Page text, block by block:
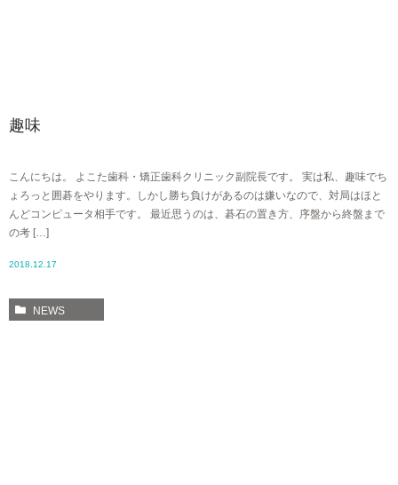
趣味
こんにちは。 よこた歯科・矯正歯科クリニック副院長です。 実は私、趣味でち
ょろっと囲碁をやります。しかし勝ち負けがあるのは嫌いなので、対局はほと
んどコンピュータ相手です。 最近思うのは、碁石の置き方、序盤から終盤まで
の考 […]
2018.12.17
NEWS